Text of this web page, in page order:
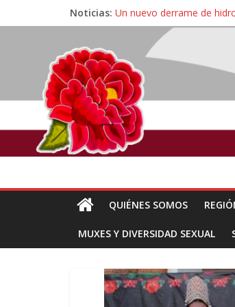
Noticias: Un nuevo derrame de
Ángel, el joven autista
Familiares de periodista
Alertan pescadores de
Pescadores y comuneros
QUIÉNES SOMOS
MUXES Y DIVERSIDAD SEXUAL